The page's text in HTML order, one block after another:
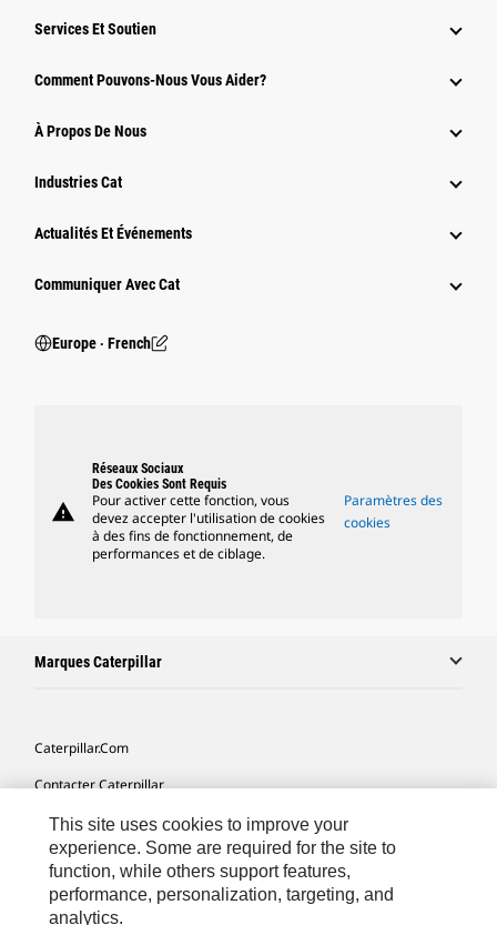
Services Et Soutien
Comment Pouvons-Nous Vous Aider?
À Propos De Nous
Industries Cat
Actualités Et Événements
Communiquer Avec Cat
Europe ‧ French
warning
Réseaux Sociaux
Des Cookies Sont Requis
Pour activer cette fonction, vous
devez accepter l'utilisation de cookies
à des fins de fonctionnement, de
performances et de ciblage.
Paramètres des
cookies
Marques Caterpillar
Caterpillar.com
Contacter Caterpillar
Mes Préférences Marketing
Plan Du Site
Cookie Settings
This site uses cookies to improve your
experience. Some are required for the site to
function, while others support features,
performance, personalization, targeting, and
analytics.